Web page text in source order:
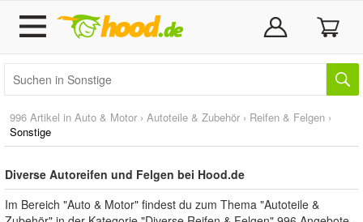
996 Artikel in Auto & Motor › Autoteile & Zubehör › Reifen & Felgen ›
Sonstige
Diverse Autoreifen und Felgen bei Hood.de
Im Bereich "Auto & Motor" findest du zum Thema "Autoteile &